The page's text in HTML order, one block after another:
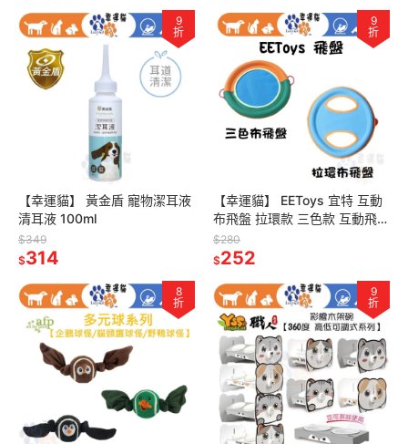
9
折
【幸運貓】 黃金盾 寵物潔耳液
清耳液 100ml
$349
$314
9
折
【幸運貓】 EEToys 宜特 互動
布飛盤 拉環款 三色款 互動飛盤
寵物玩具 狗玩具 璦寶
$280
$252
8
折
9
折